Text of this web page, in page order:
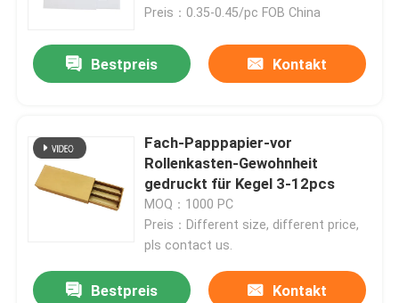
Preis：0.35-0.45/pc FOB China
Bestpreis Kontakt
Fach-Papppapier-vor
Rollenkasten-Gewohnheit
gedruckt für Kegel 3-12pcs
MOQ：1000 PC
Preis：Different size, different price,
pls contact us.
Bestpreis Kontakt